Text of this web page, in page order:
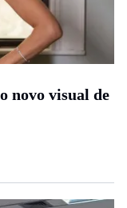
novo visual de